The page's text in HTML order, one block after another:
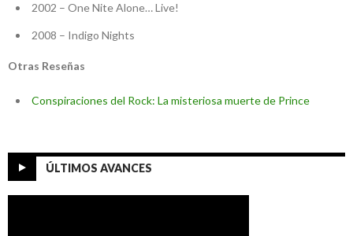
2002 – One Nite Alone… Live!
2008 – Indigo Nights
Otras Reseñas
Conspiraciones del Rock: La misteriosa muerte de Prince
ÚLTIMOS AVANCES